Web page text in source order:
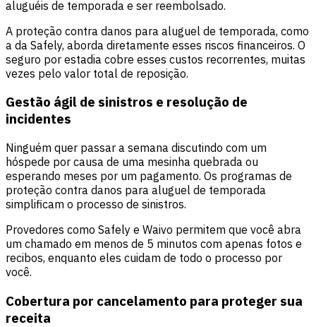
aluguéis de temporada e ser reembolsado.
A proteção contra danos para aluguel de temporada, como
a da Safely, aborda diretamente esses riscos financeiros. O
seguro por estadia cobre esses custos recorrentes, muitas
vezes pelo valor total de reposição.
Gestão ágil de sinistros e resolução de
incidentes
Ninguém quer passar a semana discutindo com um
hóspede por causa de uma mesinha quebrada ou
esperando meses por um pagamento. Os programas de
proteção contra danos para aluguel de temporada
simplificam o processo de sinistros.
Provedores como Safely e Waivo permitem que você abra
um chamado em menos de 5 minutos com apenas fotos e
recibos, enquanto eles cuidam de todo o processo por
você.
Cobertura por cancelamento para proteger sua
receita